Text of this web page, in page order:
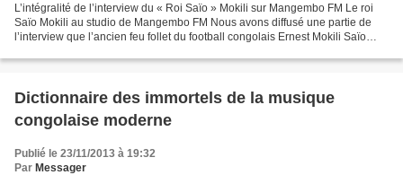
L’intégralité de l’interview du « Roi Saïo » Mokili sur Mangembo FM Le roi
Saïo Mokili au studio de Mangembo FM Nous avons diffusé une partie de
l’interview que l’ancien feu follet du football congolais Ernest Mokili Saïo
Dictionnaire des immortels de la musique
congolaise moderne
Publié le 23/11/2013 à 19:32
Par Messager